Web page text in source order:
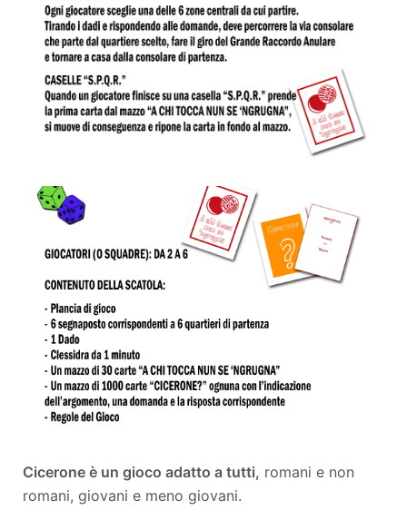
Cicerone è un gioco adatto a tutti, romani e non
romani, giovani e meno giovani.